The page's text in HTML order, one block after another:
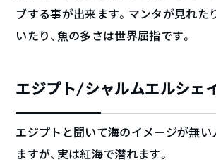
ブする事が出来ます。マンタが見れた
いたり、魚の多さは世界屈指です。
エジプト/シャルムエルシェ
エジプトと聞いて海のイメージが無い
ますが、実は紅海で潜れます。